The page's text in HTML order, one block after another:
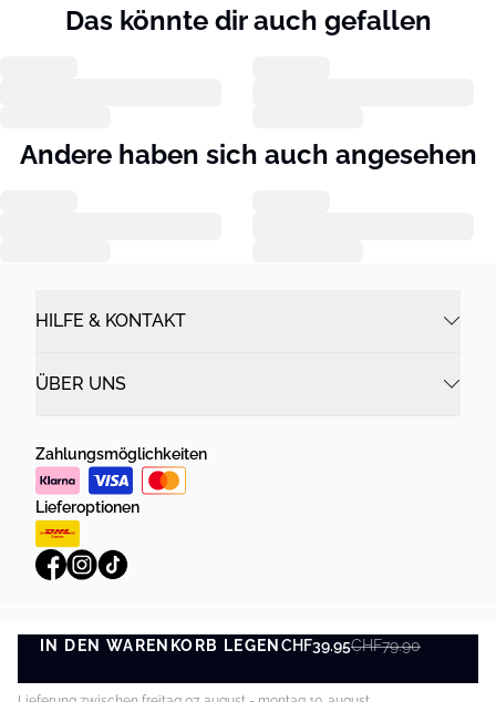
IN DEN WARENKORB LEGENCHF39.95CHF79.90
IN DEN WARENKORB LEGEN
Das könnte dir auch gefallen
Andere haben sich auch angesehen
HILFE & KONTAKT
ÜBER UNS
Zahlungsmöglichkeiten
Lieferoptionen
Datenschutzrichtlinie Geschäftsbedingungen